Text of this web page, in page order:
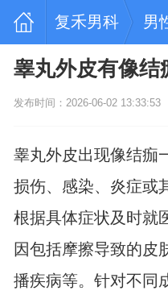
复禾男科 男
睾丸外皮有像结
发布时间：2026-06-02 13:33:53
睾丸外皮出现像结痂
损伤、感染、炎症或
根据具体症状及时就
因包括摩擦导致的皮
播疾病等。针对不同